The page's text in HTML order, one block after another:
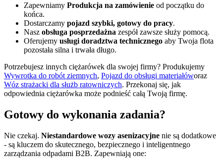
Zapewniamy Produkcja na zamówienie od początku do
końca.
Dostarczamy pojazd szybki, gotowy do pracy.
Nasz obsługa posprzedażna zespół zawsze służy pomocą.
Oferujemy usługi doradztwa technicznego aby Twoja flota
pozostała silna i trwała długo.
Potrzebujesz innych ciężarówek dla swojej firmy? Produkujemy
Wywrotka do robót ziemnych, Pojazd do obsługi materiałóworaz
Wóz strażacki dla służb ratowniczych. Przekonaj się, jak
odpowiednia ciężarówka może podnieść całą Twoją firmę.
Gotowy do wykonania zadania?
Nie czekaj. Niestandardowe wozy asenizacyjne nie są dodatkowe
- są kluczem do skutecznego, bezpiecznego i inteligentnego
zarządzania odpadami B2B. Zapewniają one: